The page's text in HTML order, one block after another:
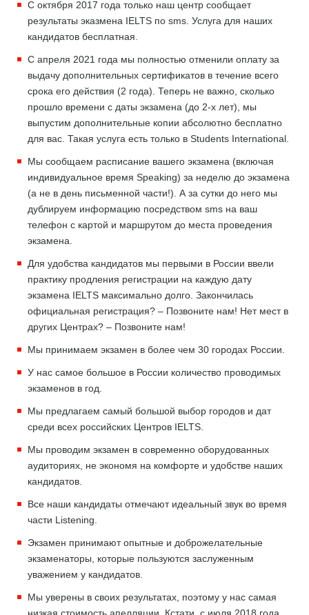
С октября 2017 года только наш центр сообщает
результаты эказмена IELTS по sms. Услуга для наших
кандидатов бесплатная.
С апреля 2021 года мы полностью отменили оплату за
выдачу дополнительных сертификатов в течение всего
срока его действия (2 года). Теперь не важно, сколько
прошло времени с даты экзамена (до 2-х лет), мы
выпустим дополнительные копии абсолютно бесплатно
для вас. Такая услуга есть только в Students International.
Мы сообщаем расписание вашего экзамена (включая
индивидуальное время Speaking) за неделю до экзамена
(а не в день письменной части!). А за сутки до него мы
дублируем информацию посредством sms на ваш
телефон с картой и маршрутом до места проведения
экзамена.
Для удобства кандидатов мы первыми в России ввели
практику продления регистрации на каждую дату
экзамена IELTS максимально долго. Закончилась
официальная регистрация? – Позвоните нам! Нет мест в
других Центрах? – Позвоните нам!
Мы принимаем экзамен в более чем 30 городах России.
У нас самое большое в России количество проводимых
экзаменов в год.
Мы предлагаем самый большой выбор городов и дат
среди всех российских Центров IELTS.
Мы проводим экзамен в современно оборудованных
аудиториях, не экономя на комфорте и удобстве наших
кандидатов.
Все наши кандидаты отмечают идеальный звук во время
части Listening.
Экзамен принимают опытные и доброжелательные
экзаменаторы, которые пользуются заслуженным
уважением у кандидатов.
Мы уверены в своих результатах, поэтому у нас самая